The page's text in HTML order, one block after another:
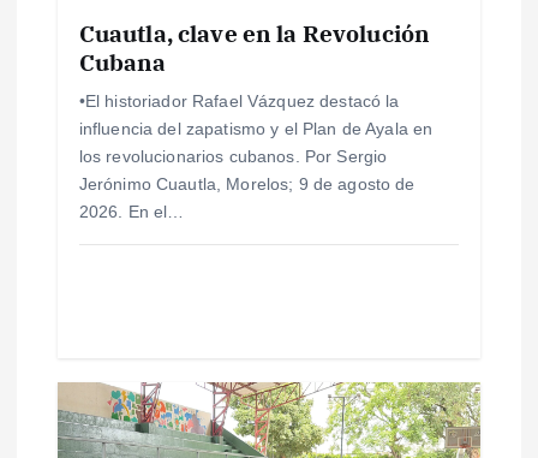
d
a
Cuautla, clave en la Revolución
Cubana
•El historiador Rafael Vázquez destacó la
influencia del zapatismo y el Plan de Ayala en
los revolucionarios cubanos. Por Sergio
Jerónimo Cuautla, Morelos; 9 de agosto de
2026. En el…